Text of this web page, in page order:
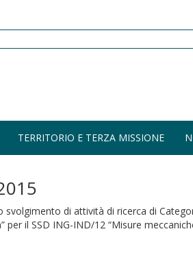
TERRITORIO E TERZA MISSIONE
di attività di ricerca di
il SSD ING-IND/12 “Misure